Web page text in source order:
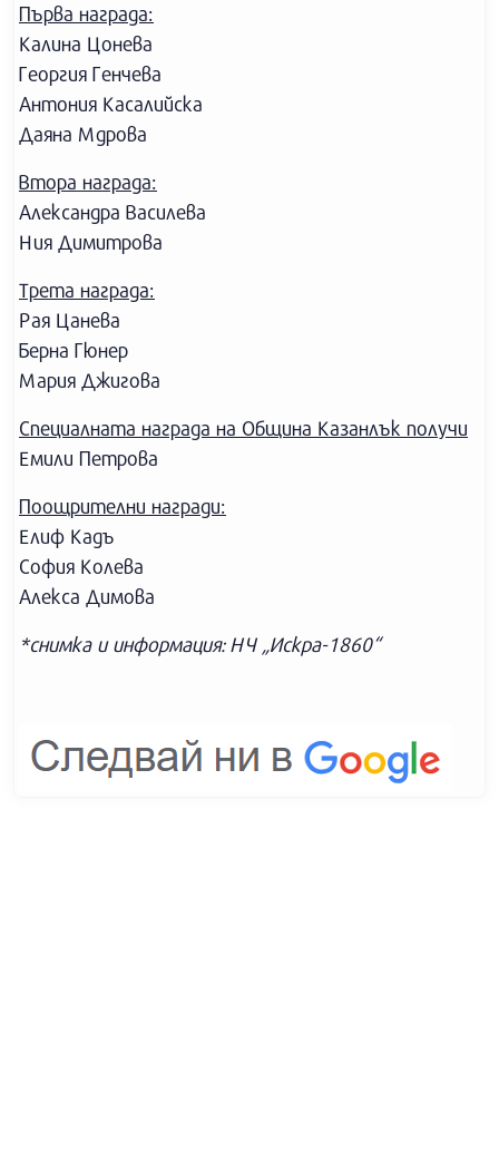
Първа награда:
Калина Цонева
Георгия Генчева
Антония Касалийска
Даяна Мдрова
Втора награда:
Александра Василева
Ния Димитрова
Трета награда:
Рая Цанева
Берна Гюнер
Мария Джигова
Специалната награда на Община Казанлък получи
Емили Петрова
Поощрителни награди:
Елиф Кадъ
София Колева
Алекса Димова
*снимка и информация: НЧ „Искра-1860“